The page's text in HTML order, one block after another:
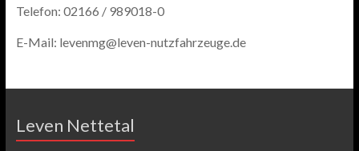
Telefon: 02166 / 989018-0
E-Mail: levenmg@leven-nutzfahrzeuge.de
Leven Nettetal